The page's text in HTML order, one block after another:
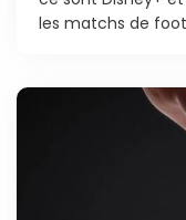
les matchs de